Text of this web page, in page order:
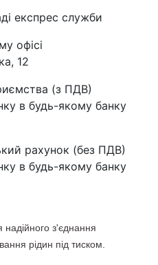
експрес служби
офісі
12
(з ПДВ)
в будь-якому банку
рахунок (без ПДВ)
в будь-якому банку
надійного з'єднання
рідин під тиском.